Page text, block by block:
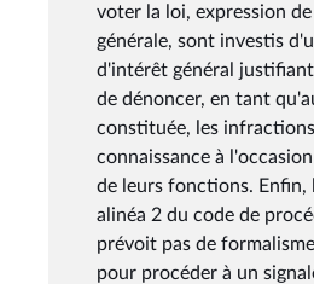
voter la loi, expression
générale, sont investis
d'intérêt général
de dénoncer, en tant
constituée, les
connaissance à
de leurs fonctions. Enfin,
alinéa 2 du code de
prévoit pas de
pour procéder à un